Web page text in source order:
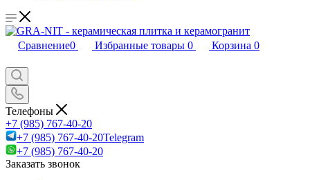
Сравнение0 Избранные товары 0 Корзина 0
Телефоны
+7 (985) 767-40-20
+7 (985) 767-40-20Telegram
+7 (985) 767-40-20
Заказать звонок